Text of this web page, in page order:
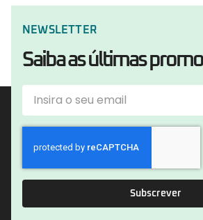
NEWSLETTER
Saiba as últimas
Subscrever